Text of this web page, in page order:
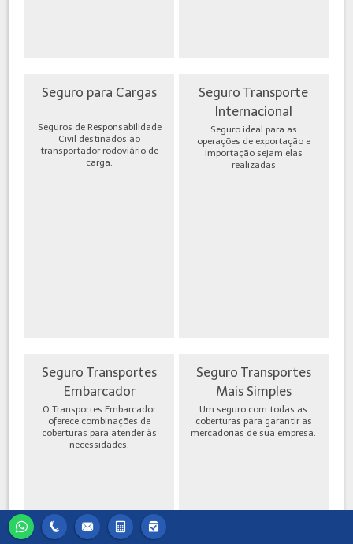
Seguro para Cargas
Seguros de Responsabilidade
Civil destinados ao
transportador rodoviário de
carga.
Seguro Transporte
Internacional
Seguro ideal para as
operações de exportação e
importação sejam elas
realizadas
Seguro Transportes
Embarcador
O Transportes Embarcador
oferece combinações de
coberturas para atender às
necessidades.
Seguro Transportes
Mais Simples
Um seguro com todas as
coberturas para garantir as
mercadorias de sua empresa.